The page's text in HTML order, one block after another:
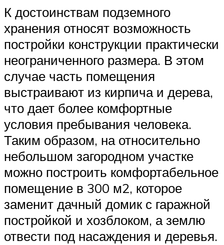
К достоинствам подземного
хранения относят возможность
постройки конструкции практически
неограниченного размера. В этом
случае часть помещения
выстраивают из кирпича и дерева,
что дает более комфортные
условия пребывания человека.
Таким образом, на относительно
небольшом загородном участке
можно построить комфортабельное
помещение в 300 м2, которое
заменит дачный домик с гаражной
постройкой и хозблоком, а землю
отвести под насаждения и деревья.